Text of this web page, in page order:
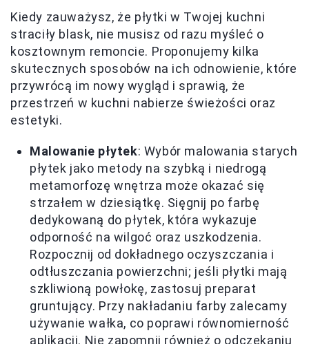
Kiedy zauważysz, że płytki w Twojej kuchni
straciły blask, nie musisz od razu myśleć o
kosztownym remoncie. Proponujemy kilka
skutecznych sposobów na ich odnowienie, które
przywrócą im nowy wygląd i sprawią, że
przestrzeń w kuchni nabierze świeżości oraz
estetyki.
Malowanie płytek: Wybór malowania starych
płytek jako metody na szybką i niedrogą
metamorfozę wnętrza może okazać się
strzałem w dziesiątkę. Sięgnij po farbę
dedykowaną do płytek, która wykazuje
odporność na wilgoć oraz uszkodzenia.
Rozpocznij od dokładnego oczyszczania i
odtłuszczania powierzchni; jeśli płytki mają
szkliwioną powłokę, zastosuj preparat
gruntujący. Przy nakładaniu farby zalecamy
używanie wałka, co poprawi równomierność
aplikacji. Nie zapomnij również o odczekaniu